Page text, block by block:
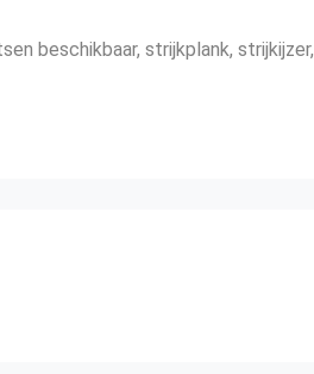
beschikbaar, strijkplank, strijkijzer,